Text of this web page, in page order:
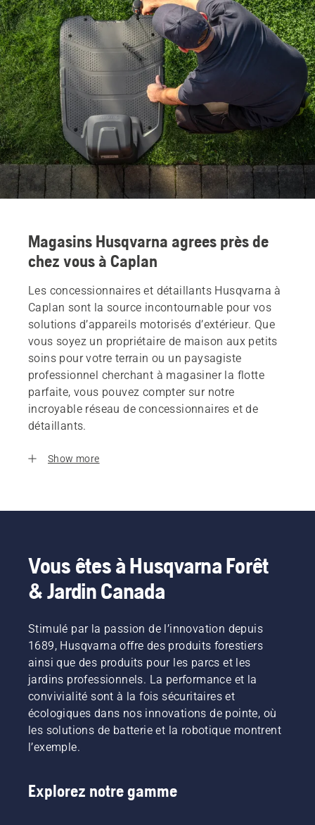
Magasins Husqvarna agrees près de
chez vous à Caplan
Les concessionnaires et détaillants Husqvarna à
Caplan sont la source incontournable pour vos
solutions d’appareils motorisés d’extérieur. Que
vous soyez un propriétaire de maison aux petits
soins pour votre terrain ou un paysagiste
professionnel cherchant à magasiner la flotte
parfaite, vous pouvez compter sur notre
incroyable réseau de concessionnaires et de
détaillants.
Show more
Vous êtes à Husqvarna Forêt
& Jardin Canada
Stimulé par la passion de l’innovation depuis
1689, Husqvarna offre des produits forestiers
ainsi que des produits pour les parcs et les
jardins professionnels. La performance et la
convivialité sont à la fois sécuritaires et
écologiques dans nos innovations de pointe, où
les solutions de batterie et la robotique montrent
l’exemple.
Explorez notre gamme